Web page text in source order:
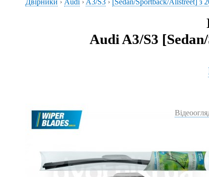
Двірники › Audi › A3/S3 › [Sedan/Sportback/Allstreet] з
Audi A3/S3